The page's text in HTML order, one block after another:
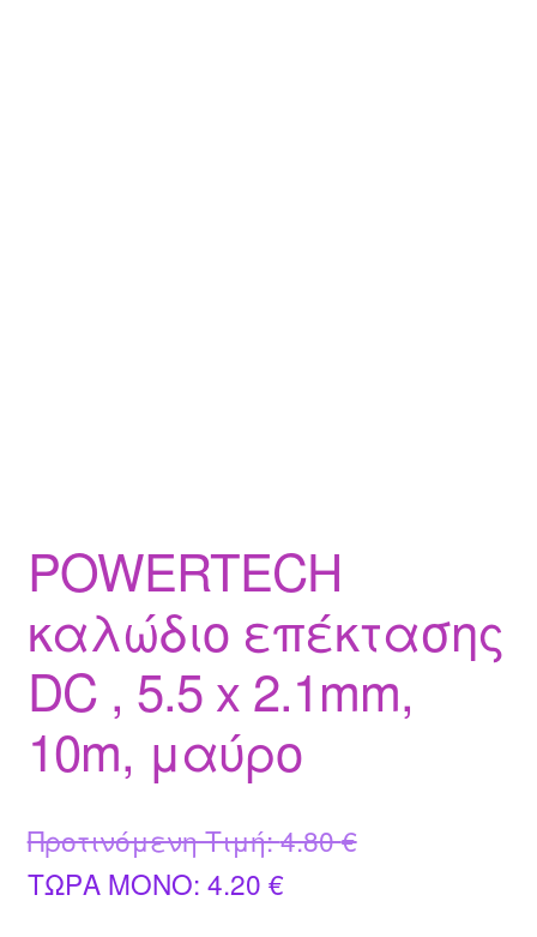
POWERTECH
καλώδιο επέκτασης
DC , 5.5 x 2.1mm,
10m, μαύρο
Προτινόμενη Τιμή:4.80€Original
ΤΩΡΑ MONO: 4.20 €Η